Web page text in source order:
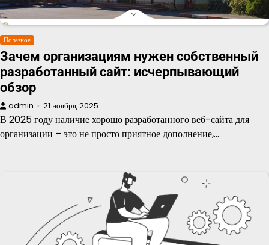
Полезное
Зачем организациям нужен собственный
разработанный сайт: исчерпывающий
обзор
admin 21 ноября, 2025
В 2025 году наличие хорошо разработанного веб-сайта для
организации – это не просто приятное дополнение,…